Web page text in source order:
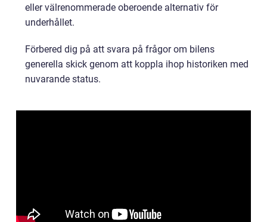
eller välrenommerade oberoende alternativ för
underhållet.
Förbered dig på att svara på frågor om bilens
generella skick genom att koppla ihop historiken med
nuvarande status.